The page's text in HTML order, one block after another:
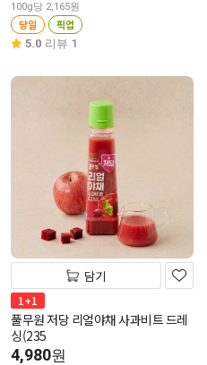
100g당 2,165원
당일 픽업
5.0 리뷰 1
담기
1+1
풀무원 저당 리얼야채 사과비트 드레
싱(235
4,980원